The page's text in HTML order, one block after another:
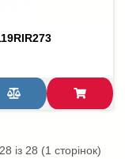
із 28 (1 сторінок)